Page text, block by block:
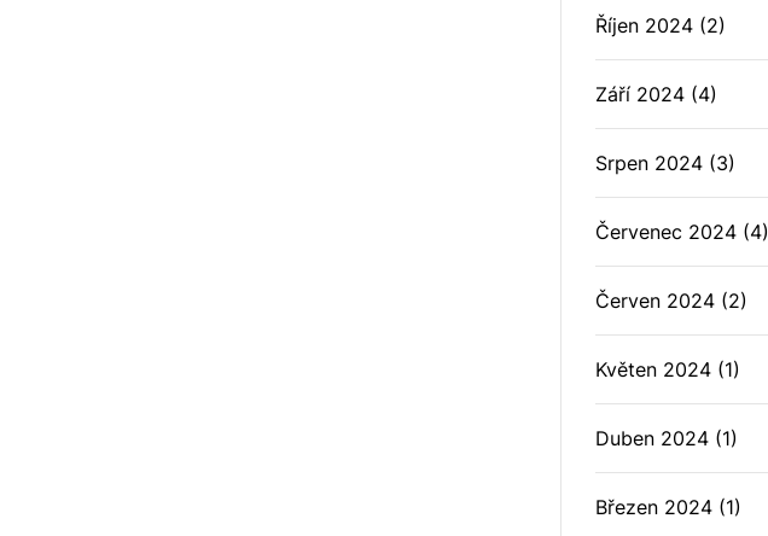
Říjen 2024 (2)
Září 2024 (4)
Srpen 2024 (3)
Červenec 2024 (4)
Červen 2024 (2)
Květen 2024 (1)
Duben 2024 (1)
Březen 2024 (1)